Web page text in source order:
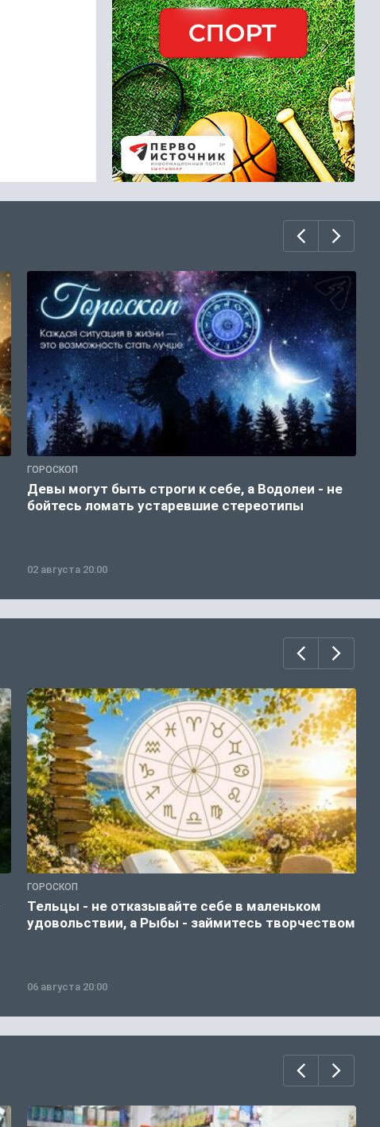
ГОРОСКОП
Девы могут быть строги к себе, а Водолеи - не
бойтесь ломать устаревшие стереотипы
02 августа 20:00
ГОРОСКОП
Тельцы - не отказывайте себе в маленьком
удовольствии, а Рыбы - займитесь творчеством
06 августа 20:00